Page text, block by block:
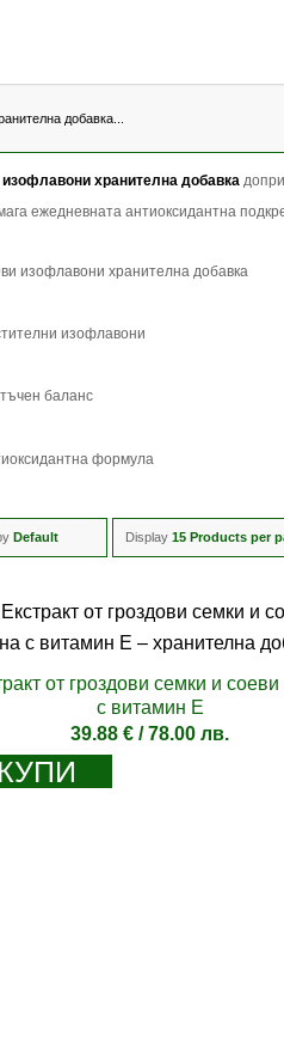
добавка...
хранителна добавка
ежедневната антиоксидантна
изофлавони хранителна добавка
изофлавони
баланс
формула
Default Display 15 Products per
от гроздови семки и
с витамин Е
39.88€ / 78.00 лв.
КУПИ